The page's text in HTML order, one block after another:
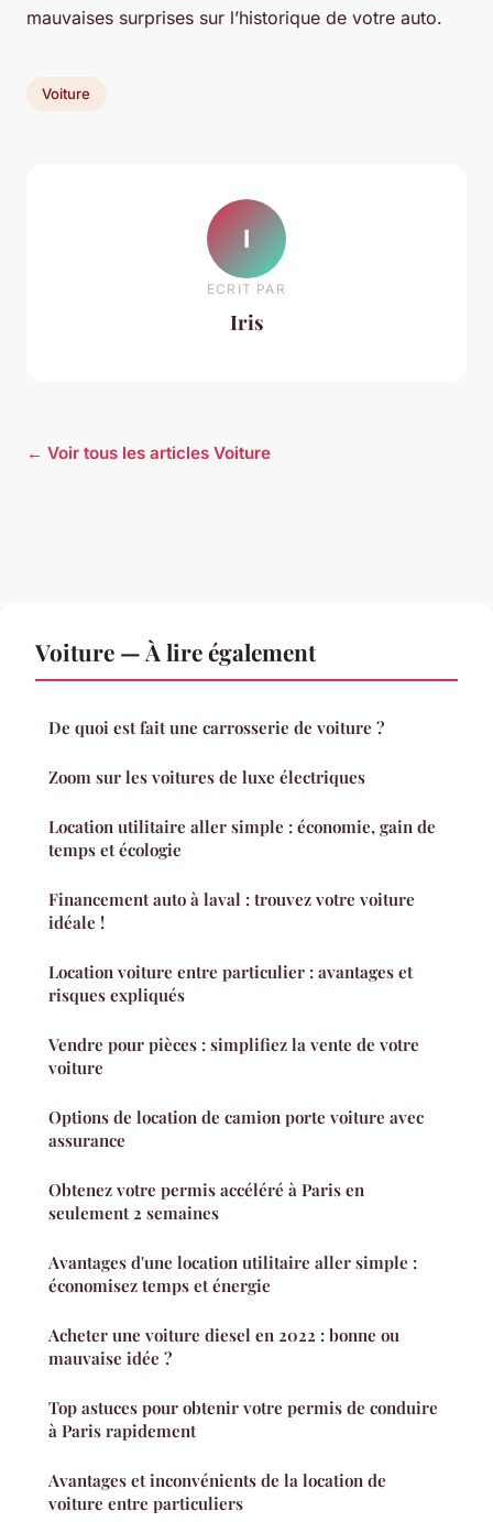
mauvaises surprises sur l’historique de votre auto.
Voiture
I
ECRIT PAR
Iris
← Voir tous les articles Voiture
Voiture — À lire également
De quoi est fait une carrosserie de voiture ?
Zoom sur les voitures de luxe électriques
Location utilitaire aller simple : économie, gain de
temps et écologie
Financement auto à laval : trouvez votre voiture
idéale !
Location voiture entre particulier : avantages et
risques expliqués
Vendre pour pièces : simplifiez la vente de votre
voiture
Options de location de camion porte voiture avec
assurance
Obtenez votre permis accéléré à Paris en
seulement 2 semaines
Avantages d'une location utilitaire aller simple :
économisez temps et énergie
Acheter une voiture diesel en 2022 : bonne ou
mauvaise idée ?
Top astuces pour obtenir votre permis de conduire
à Paris rapidement
Avantages et inconvénients de la location de
voiture entre particuliers